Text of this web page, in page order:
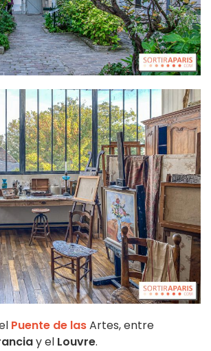
Puente de lasArtes, entre
y el Louvre.